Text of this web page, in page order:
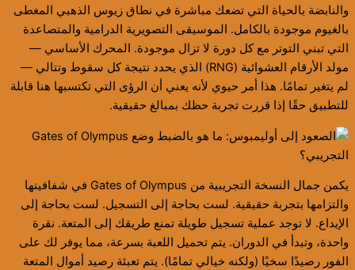
والنابضة بالحياة التي تضعك مباشرة في نطاق زيوس الذهبي المغطى
بالغيوم موجودة بالكامل. الموسيقى التصويرية الدرامية والمتصاعدة
التي تبني التوتر مع كل دورة لا تزال موجودة. المحرك الأساسي —
مولد الأرقام العشوائية (RNG) الذي يحدد نتيجة كل سقوط وتتالي —
لم يتغير تمامًا. هذا أمر حيوي لأنه يعني أن الرؤى التي تكتسبها هنا قابلة
للتطبيق حقًا إذا قررت تجربة حظك بمبالغ حقيقية.
يكمن جمال النسخة التجريبية من Gates of Olympus في شفافيتها
والتزامها بتجربة حقيقية. لست بحاجة إلى التسجيل. لست بحاجة إلى
الإيداع. لا توجد عملية تسجيل طويلة تمنع طريقك إلى المتعة. نقرة
واحدة، وتبدأ في الدوران. يتم تحميل اللعبة بسرعة، مما يوفر لك على
الفور رصيدًا سخيًا (ولكنه خيالي تمامًا). يتم تعبئة رصيد أموال المتعة